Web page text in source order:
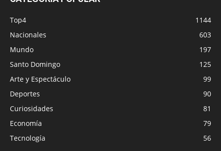
Top4
1144
Nacionales
603
Mundo
197
Santo Domingo
125
Arte y Espectáculo
99
Deportes
90
Curiosidades
81
Economía
79
Tecnología
56